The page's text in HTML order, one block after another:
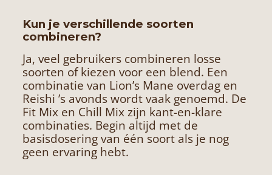
Kun je verschillende soorten
combineren?
Ja, veel gebruikers combineren losse
soorten of kiezen voor een blend. Een
combinatie van Lion’s Mane overdag en
Reishi ’s avonds wordt vaak genoemd. De
Fit Mix en Chill Mix zijn kant-en-klare
combinaties. Begin altijd met de
basisdosering van één soort als je nog
geen ervaring hebt.